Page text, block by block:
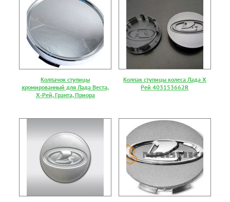
Колпачок ступицы
хромированный для Лада Веста,
Х-Рей, Гранта, Приора
Колпак ступицы колеса Лада Х
Рей 403153662R